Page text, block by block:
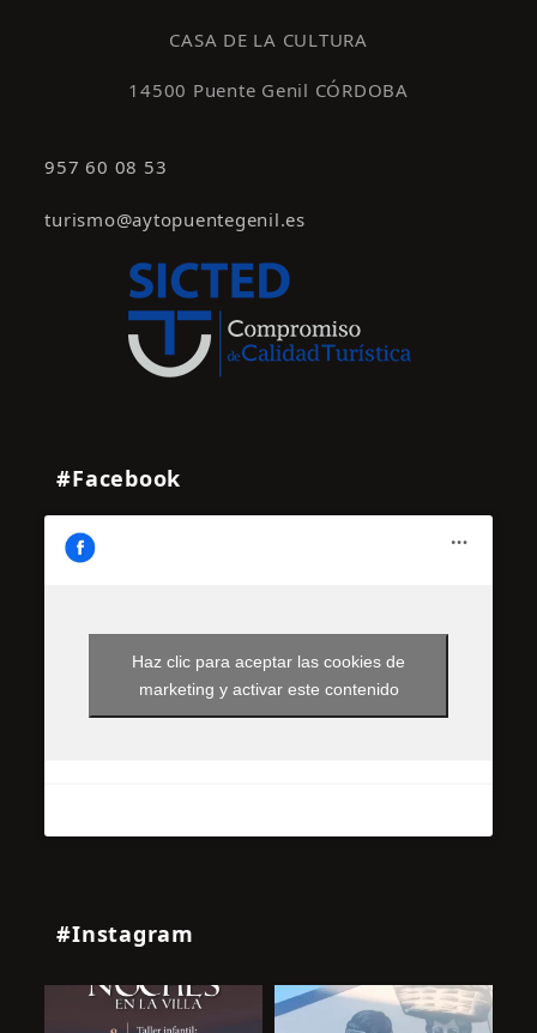
CASA DE LA CULTURA
14500 Puente Genil CÓRDOBA
957 60 08 53
turismo@aytopuentegenil.es
#Facebook
Haz clic para aceptar las cookies de
marketing y activar este contenido
#Instagram